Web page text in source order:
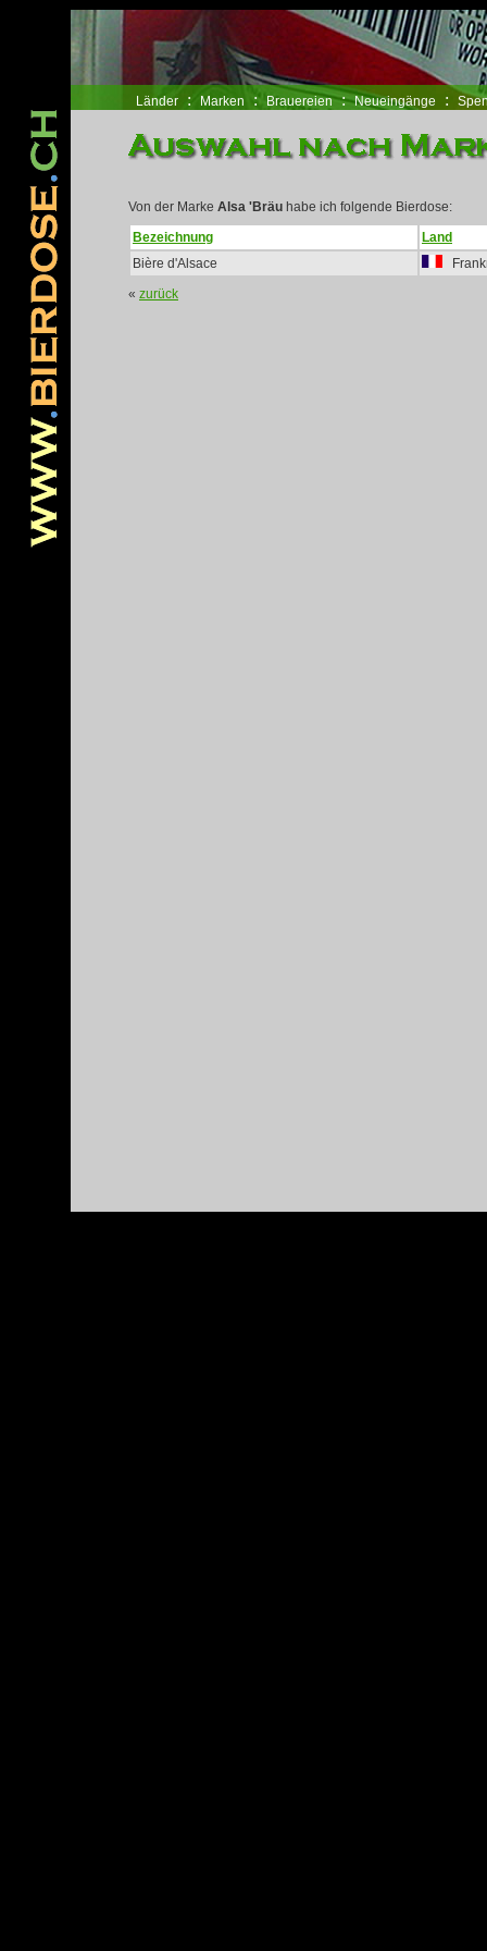
www.pridegoeseast.org コンバース ハイカット NIKE スニーカー バレンシアガ
Länder : Marken : Brauereien : Neueingänge :
Von der Marke Alsa 'Bräu habe ich folgende Bierdose:
Bezeichnung
Land
Bière d'Alsace
« zurück